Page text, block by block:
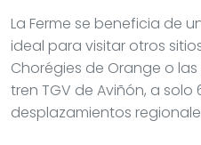
La Ferme se beneficia de
ideal para visitar otros
Chorégies de Orange o
tren TGV de Aviñón, a solo
desplazamientos